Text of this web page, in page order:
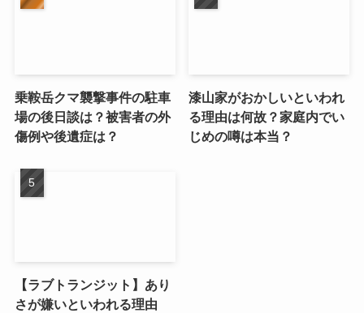
乗鞍岳クマ襲撃事件の駐車
場の後日談は？被害者の外
傷例や後遺症は？
漆山家がおかしいといわれ
る理由は何故？家庭内でい
じめの噂は本当？
【ラブトランジット】あり
さが嫌いといわれる理由